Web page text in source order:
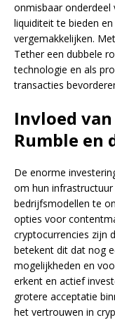
onmisbaar
liquiditeit te bieden
vergemakkelijken.
Tether een dubbele
technologie en als
transacties
Invloed
Rumble en
De enorme
om hun
bedrijfsmodellen te
opties voor
cryptocurrencies zijn
betekent dit dat nog
mogelijkheden en
erkent en actief
grotere acceptatie
het vertrouwen in